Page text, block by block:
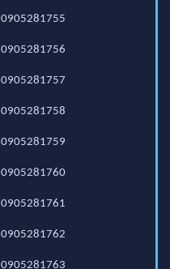
0905281755
0905281756
0905281757
0905281758
0905281759
0905281760
0905281761
0905281762
0905281763